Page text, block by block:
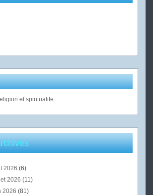
2026 (6)
2026 (11)
2026 (81)